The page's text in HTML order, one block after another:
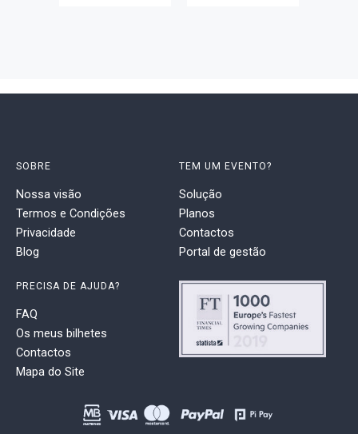
SOBRE
Nossa visão
Termos e Condições
Privacidade
Blog
TEM UM EVENTO?
Solução
Planos
Contactos
Portal de gestão
PRECISA DE AJUDA?
FAQ
Os meus bilhetes
Contactos
Mapa do Site